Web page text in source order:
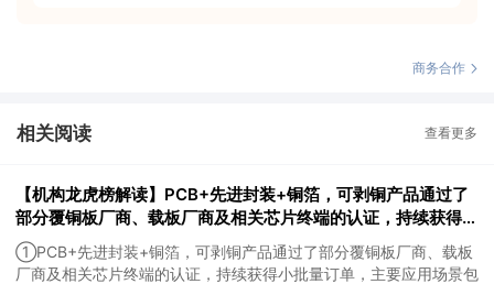
商务合作
相关阅读 查看更多
【机构龙虎榜解读】PCB+先进封装+铜箔，可剥铜产品通过了
部分覆铜板厂商、载板厂商及相关芯片终端的认证，持续获得小
批量订单，主要应用场景包括芯片封装光模块用PCB，机构大
额净买入这家公司
①PCB+先进封装+铜箔，可剥铜产品通过了部分覆铜板厂商、载板
厂商及相关芯片终端的认证，持续获得小批量订单，主要应用场景包